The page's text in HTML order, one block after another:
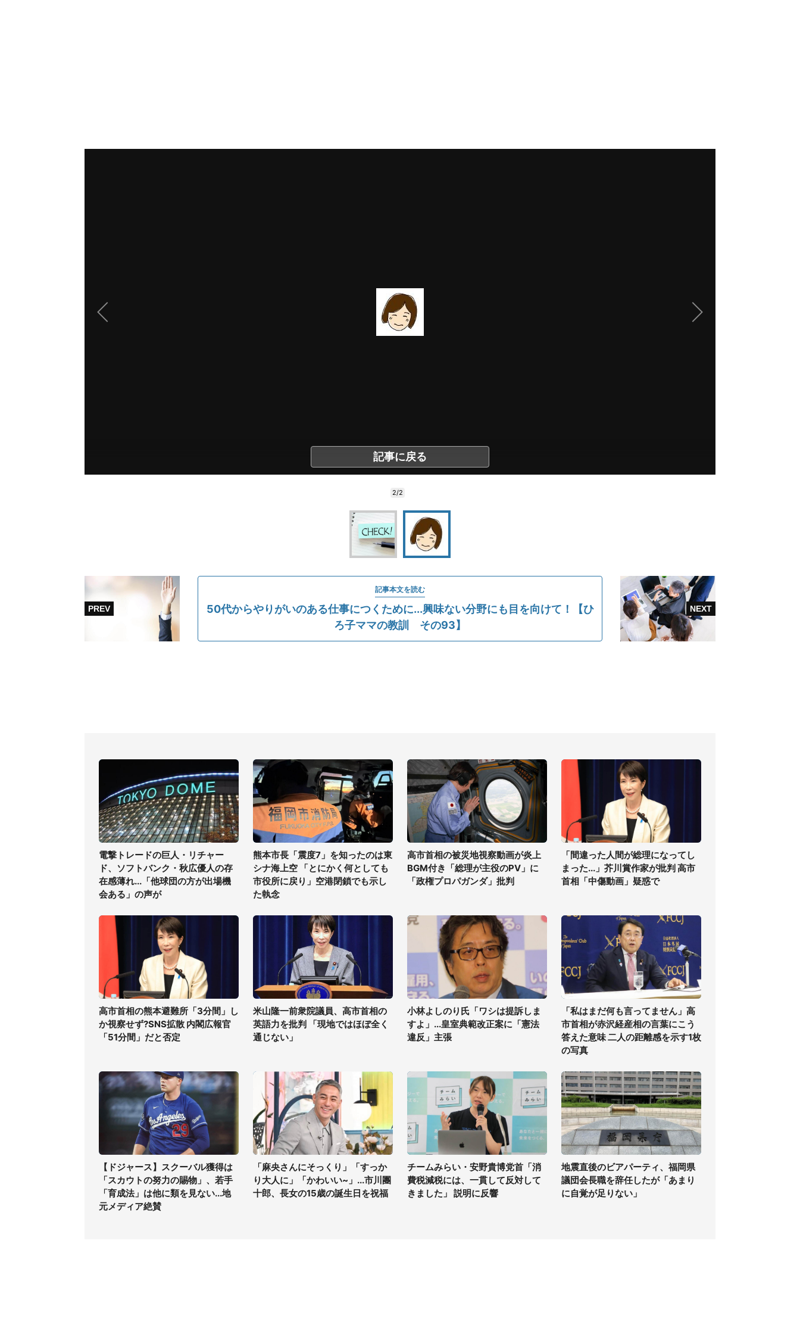
記事に戻る
2/2
記事本文を読む
50代からやりがいのある仕事につくために...興味ない分野にも目を向けて！【ひ
ろ子ママの教訓 その93】
電撃トレードの巨人・リチャー
ド、ソフトバンク・秋広優人の存
在感薄れ...「他球団の方が出場機
会ある」の声が
熊本市長「震度7」を知ったのは東
シナ海上空 「とにかく何としても
市役所に戻り」空港閉鎖でも示し
た執念
高市首相の被災地視察動画が炎上
BGM付き「総理が主役のPV」に
「政権プロパガンダ」批判
「間違った人間が総理になってし
まった...」芥川賞作家が批判 高市
首相「中傷動画」疑惑で
高市首相の熊本避難所「3分間」し
か視察せず?SNS拡散 内閣広報官
「51分間」だと否定
米山隆一前衆院議員、高市首相の
英語力を批判 「現地ではほぼ全く
通じない」
小林よしのり氏「ワシは提訴しま
すよ」...皇室典範改正案に「憲法
違反」主張
「私はまだ何も言ってません」高
市首相が赤沢経産相の言葉にこう
答えた意味 二人の距離感を示す1枚
の写真
【ドジャース】スクーバル獲得は
「スカウトの努力の賜物」、若手
「育成法」は他に類を見ない...地
元メディア絶賛
「麻央さんにそっくり」「すっか
り大人に」「かわいい~」...市川團
十郎、長女の15歳の誕生日を祝福
チームみらい・安野貴博党首「消
費税減税には、一貫して反対して
きました」 説明に反響
地震直後のビアパーティ、福岡県
議団会長職を辞任したが「あまり
に自覚が足りない」